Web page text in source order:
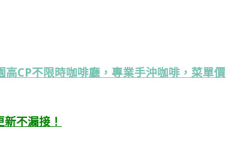
CP不限時咖啡廳，專業手沖咖啡，菜單價
不漏接！